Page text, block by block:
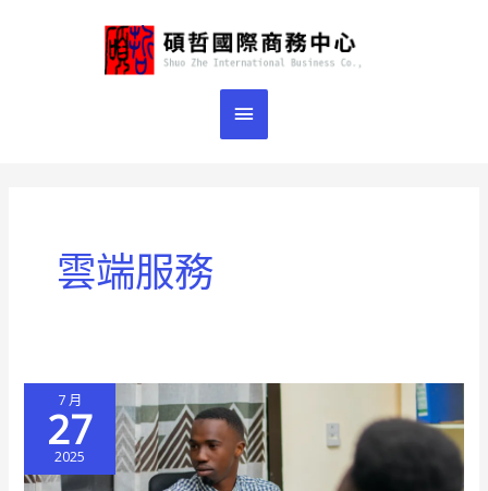
主
要
選
雲端服務
7 月
27
2025